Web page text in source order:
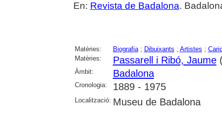
En: Revista de Badalona.
Matèries: Biografia; Dibuixants ; Artistes ;
Matèries:
Passarell i Ribó, Jaume
Àmbit: Badalona
Cronologia: 1889 - 1975
Localització: Museu de Badalona